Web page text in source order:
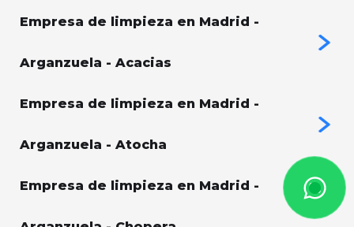
Empresa de limpieza en Madrid -
Arganzuela - Acacias
Empresa de limpieza en Madrid -
Arganzuela - Atocha
Empresa de limpieza en Madrid -